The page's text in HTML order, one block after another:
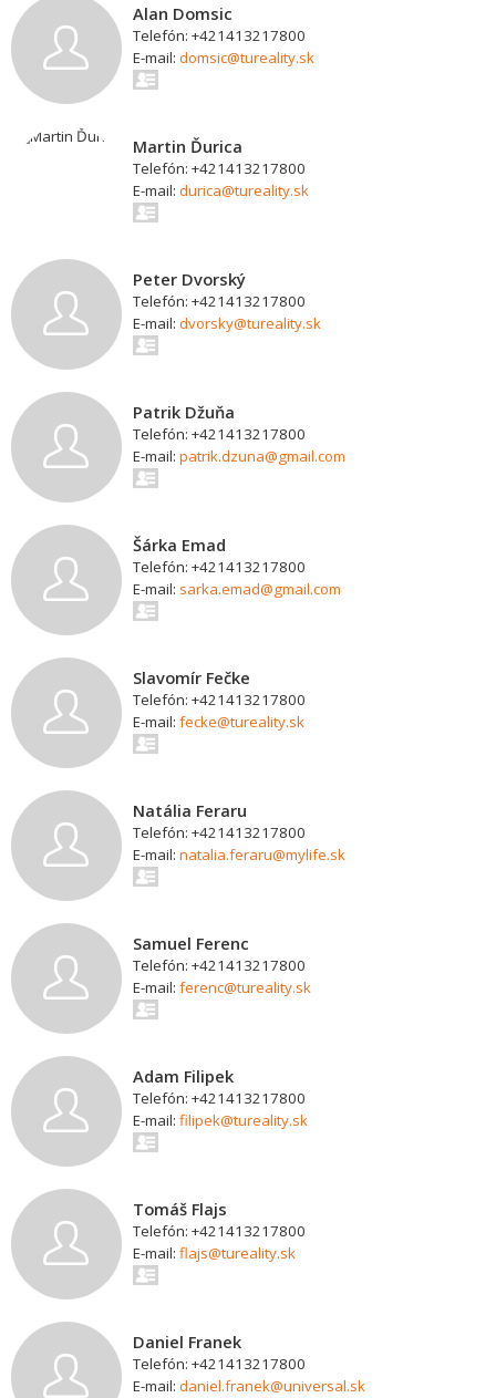
Alan Domsic
Telefón: +421413217800
E-mail: domsic@tureality.sk
Martin Ďurica
Telefón: +421413217800
E-mail: durica@tureality.sk
Peter Dvorský
Telefón: +421413217800
E-mail: dvorsky@tureality.sk
Patrik Džuňa
Telefón: +421413217800
E-mail: patrik.dzuna@gmail.com
Šárka Emad
Telefón: +421413217800
E-mail: sarka.emad@gmail.com
Slavomír Fečke
Telefón: +421413217800
E-mail: fecke@tureality.sk
Natália Feraru
Telefón: +421413217800
E-mail: natalia.feraru@mylife.sk
Samuel Ferenc
Telefón: +421413217800
E-mail: ferenc@tureality.sk
Adam Filipek
Telefón: +421413217800
E-mail: filipek@tureality.sk
Tomáš Flajs
Telefón: +421413217800
E-mail: flajs@tureality.sk
Daniel Franek
Telefón: +421413217800
E-mail: daniel.franek@universal.sk